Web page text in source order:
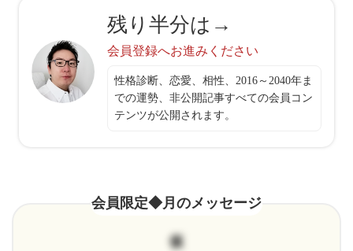
残り半分は→
会員登録へお進みください
性格診断、恋愛、相性、2016～2040年ま
での運勢、非公開記事すべての会員コン
テンツが公開されます。
会員限定◆月のメッセージ
仮